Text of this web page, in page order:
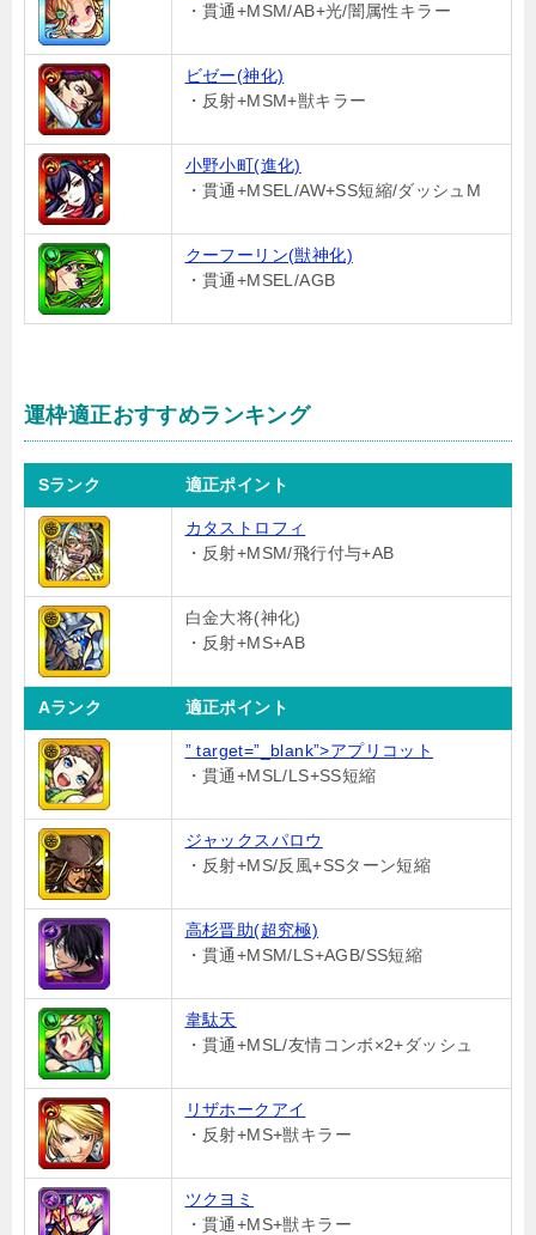
・貫通+MSM/AB+光/闇属性キラー
ビゼー(神化)
・反射+MSM+獣キラー
小野小町(進化)
・貫通+MSEL/AW+SS短縮/ダッシュM
クーフーリン(獣神化)
・貫通+MSEL/AGB
運枠適正おすすめランキング
Sランク 適正ポイント
カタストロフィ
・反射+MSM/飛行付与+AB
白金大将(神化)
・反射+MS+AB
Aランク 適正ポイント
” target=”_blank”>アプリコット
・貫通+MSL/LS+SS短縮
ジャックスパロウ
・反射+MS/反風+SSターン短縮
高杉晋助(超究極)
・貫通+MSM/LS+AGB/SS短縮
韋駄天
・貫通+MSL/友情コンボ×2+ダッシュ
リザホークアイ
・反射+MS+獣キラー
ツクヨミ
・貫通+MS+獣キラー